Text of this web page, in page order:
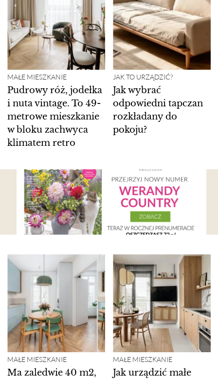
MAŁE MIESZKANIE
Pudrowy róż, jodełka
i nuta vintage. To 49-
metrowe mieszkanie
w bloku zachwyca
klimatem retro
JAK TO URZĄDZIĆ?
Jak wybrać
odpowiedni tapczan
rozkładany do
pokoju?
MAŁE MIESZKANIE
Ma zaledwie 40 m2,
MAŁE MIESZKANIE
Jak urządzić małe